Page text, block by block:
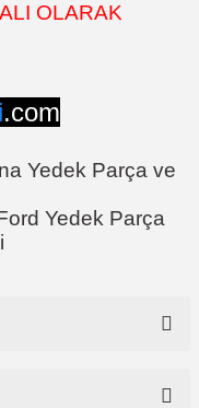
OLARAK
.com
Yedek Parça ve
Yedek Parça